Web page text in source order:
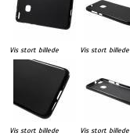
Vis stort billede Vis stort billede
Vis stort billede Vis stort billede